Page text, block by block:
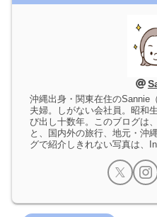
沖縄出身・関東在住のSannie
夫婦。しがない会社員。昭和
び出し十数年。このブログは
と、国内外の旅行、地元・沖
グで紹介しきれない写真は、